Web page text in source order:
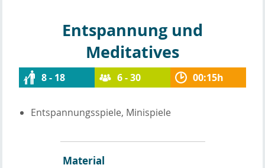
Entspannung und
Meditatives
8 - 18 6 - 30 00:15h
Entspannungsspiele, Minispiele
Material